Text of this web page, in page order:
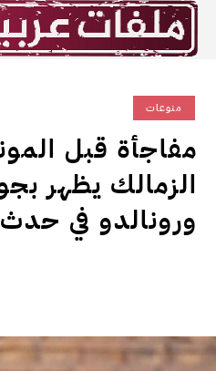
منوعات
مفاجأة قبل
الزمالك يظهر
ورونالدو في